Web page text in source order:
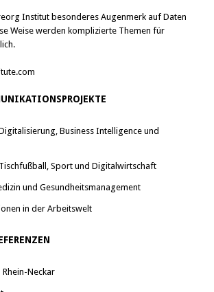
Institut besonderes Augenmerk auf Daten
Weise werden komplizierte Themen für
Business Intelligence und
Sport und Digitalwirtschaft
und Gesundheitsmanagement
in der Arbeitswelt
Neckar